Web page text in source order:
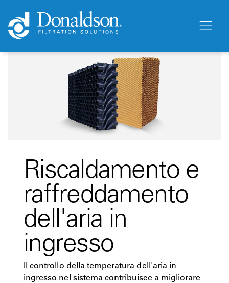
Riscaldamento e
raffreddamento
dell'aria in
ingresso
Il controllo della temperatura dell'aria in
ingresso nel sistema contribuisce a migliorare